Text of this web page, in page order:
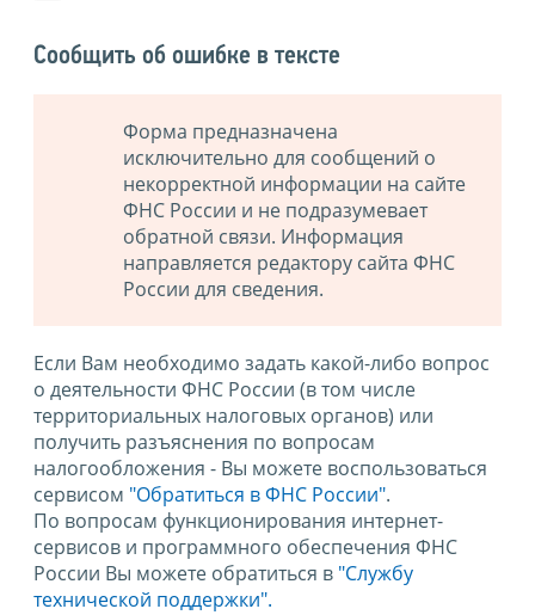
Сообщить об ошибке в тексте
Форма предназначена
исключительно для сообщений о
некорректной информации на сайте
ФНС России и не подразумевает
обратной связи. Информация
направляется редактору сайта ФНС
России для сведения.
Если Вам необходимо задать какой-либо вопрос
о деятельности ФНС России (в том числе
территориальных налоговых органов) или
получить разъяснения по вопросам
налогообложения - Вы можете воспользоваться
сервисом "Обратиться в ФНС России".
По вопросам функционирования интернет-
сервисов и программного обеспечения ФНС
России Вы можете обратиться в "Службу
технической поддержки".